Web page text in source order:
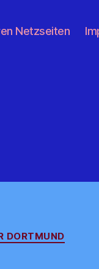
Netzseiten
DORTMUND